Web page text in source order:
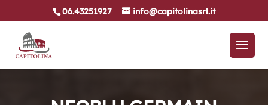
06.43251927 info@capitolinasrl.it